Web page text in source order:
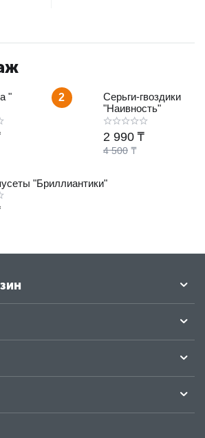
"
2
Серьги-гвоздики
"Наивность"
4 500 ₸
2 990 ₸
"Бриллиантики"